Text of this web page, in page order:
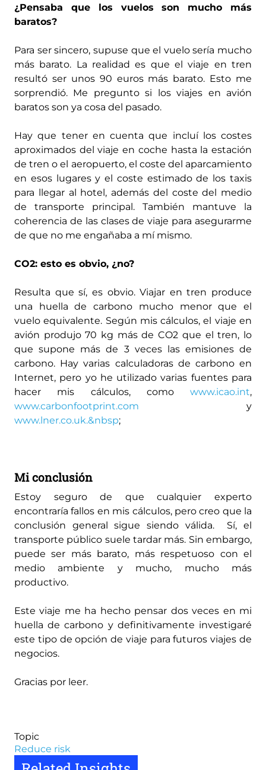
¿Pensaba que los vuelos son mucho más
baratos?
Para ser sincero, supuse que el vuelo sería mucho
más barato. La realidad es que el viaje en tren
resultó ser unos 90 euros más barato. Esto me
sorprendió. Me pregunto si los viajes en avión
baratos son ya cosa del pasado.
Hay que tener en cuenta que incluí los costes
aproximados del viaje en coche hasta la estación
de tren o el aeropuerto, el coste del aparcamiento
en esos lugares y el coste estimado de los taxis
para llegar al hotel, además del coste del medio
de transporte principal. También mantuve la
coherencia de las clases de viaje para asegurarme
de que no me engañaba a mí mismo.
CO2: esto es obvio, ¿no?
Resulta que sí, es obvio. Viajar en tren produce
una huella de carbono mucho menor que el
vuelo equivalente. Según mis cálculos, el viaje en
avión produjo 70 kg más de CO2 que el tren, lo
que supone más de 3 veces las emisiones de
carbono. Hay varias calculadoras de carbono en
Internet, pero yo he utilizado varias fuentes para
hacer mis cálculos, como www.icao.int,
www.carbonfootprint.com y
www.lner.co.uk.&nbsp;
Mi conclusión
Estoy seguro de que cualquier experto
encontraría fallos en mis cálculos, pero creo que la
conclusión general sigue siendo válida. Sí, el
transporte público suele tardar más. Sin embargo,
puede ser más barato, más respetuoso con el
medio ambiente y mucho, mucho más
productivo.
Este viaje me ha hecho pensar dos veces en mi
huella de carbono y definitivamente investigaré
este tipo de opción de viaje para futuros viajes de
negocios.
Gracias por leer.
Topic
Reduce risk